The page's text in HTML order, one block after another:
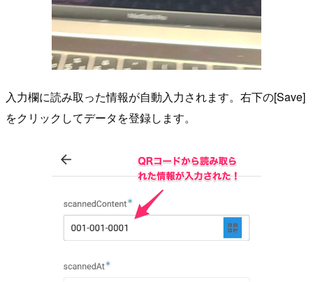
入力欄に読み取った情報が自動入力されます。右下の[Save]
をクリックしてデータを登録します。